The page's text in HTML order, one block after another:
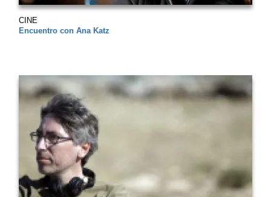
CINE
Encuentro con Ana Katz